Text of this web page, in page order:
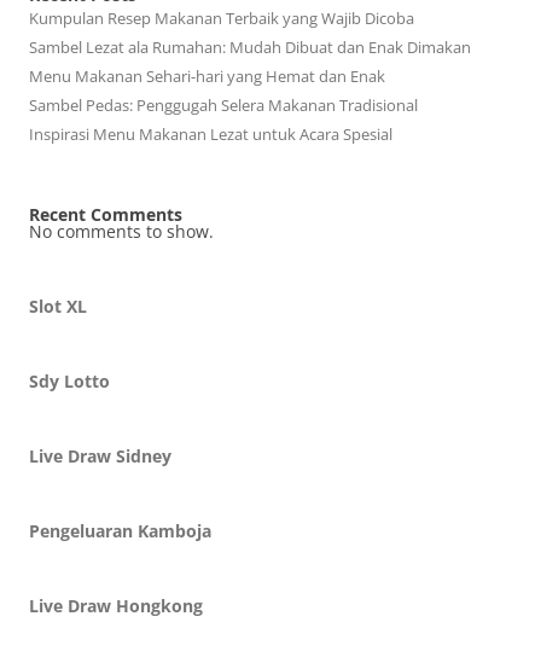
Kumpulan Resep Makanan Terbaik yang Wajib Dicoba
Sambel Lezat ala Rumahan: Mudah Dibuat dan Enak Dimakan
Menu Makanan Sehari-hari yang Hemat dan Enak
Sambel Pedas: Penggugah Selera Makanan Tradisional
Inspirasi Menu Makanan Lezat untuk Acara Spesial
Recent Comments
No comments to show.
Slot XL
Sdy Lotto
Live Draw Sidney
Pengeluaran Kamboja
Live Draw Hongkong